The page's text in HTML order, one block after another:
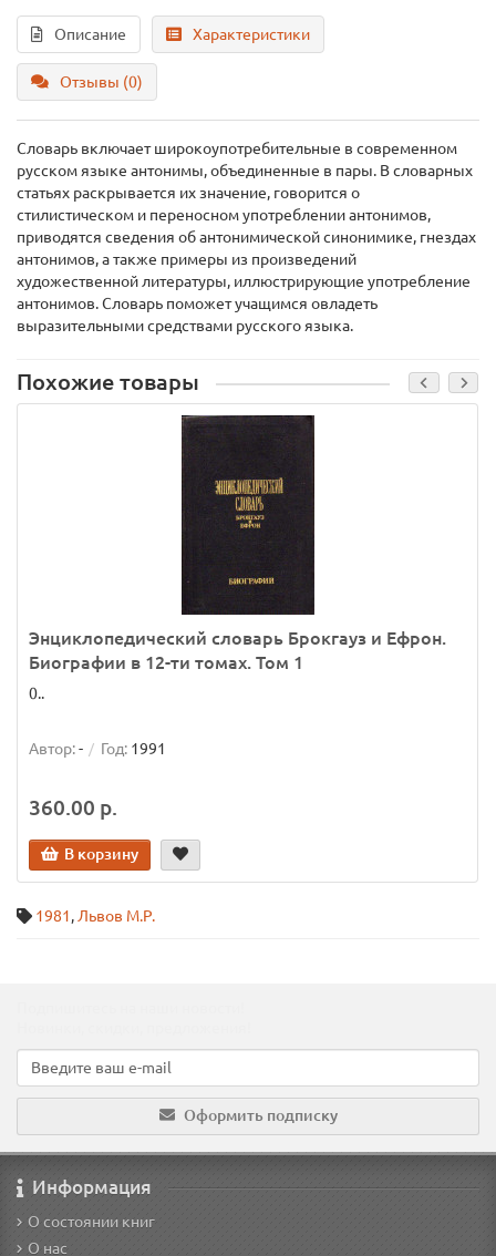
Описание Характеристики
Отзывы (0)
Словарь включает широкоупотребительные в современном
русском языке антонимы, объединенные в пары. В словарных
статьях раскрывается их значение, говорится о
стилистическом и переносном употреблении антонимов,
приводятся сведения об антонимической синонимике, гнездах
антонимов, а также примеры из произведений
художественной литературы, иллюстрирующие употребление
антонимов. Словарь поможет учащимся овладеть
выразительными средствами русского языка.
Похожие товары
Энциклопедический словарь Брокгауз и Ефрон.
Биографии в 12-ти томах. Том 1
0..
Автор:- Год: 1991
360.00 р.
В корзину
1981, Львов М.Р.
Оформить подписку
Информация
О состоянии книг
О нас